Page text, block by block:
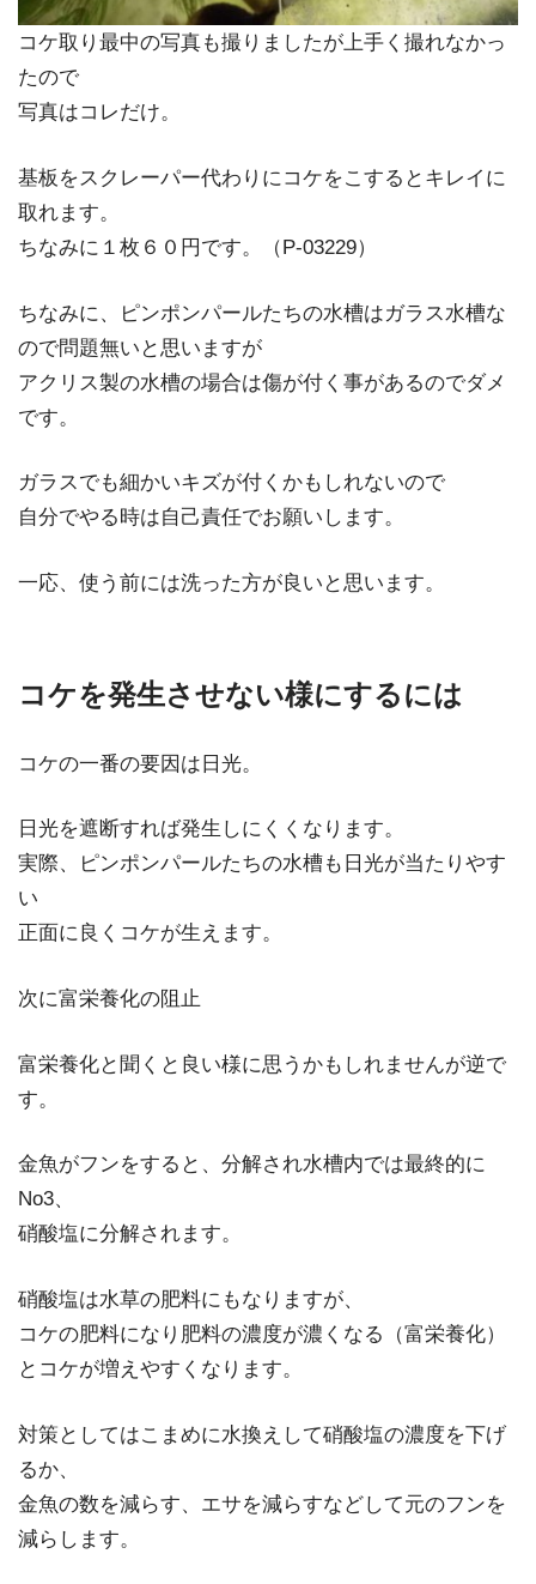
コケ取り最中の写真も撮りましたが上手く撮れなかっ
たので
写真はコレだけ。
基板をスクレーパー代わりにコケをこするとキレイに
取れます。
ちなみに１枚６０円です。（P-03229）
ちなみに、ピンポンパールたちの水槽はガラス水槽な
ので問題無いと思いますが
アクリス製の水槽の場合は傷が付く事があるのでダメ
です。
ガラスでも細かいキズが付くかもしれないので
自分でやる時は自己責任でお願いします。
一応、使う前には洗った方が良いと思います。
コケを発生させない様にするには
コケの一番の要因は日光。
日光を遮断すれば発生しにくくなります。
実際、ピンポンパールたちの水槽も日光が当たりやす
い
正面に良くコケが生えます。
次に富栄養化の阻止
富栄養化と聞くと良い様に思うかもしれませんが逆で
す。
金魚がフンをすると、分解され水槽内では最終的に
No3、
硝酸塩に分解されます。
硝酸塩は水草の肥料にもなりますが、
コケの肥料になり肥料の濃度が濃くなる（富栄養化）
とコケが増えやすくなります。
対策としてはこまめに水換えして硝酸塩の濃度を下げ
るか、
金魚の数を減らす、エサを減らすなどして元のフンを
減らします。